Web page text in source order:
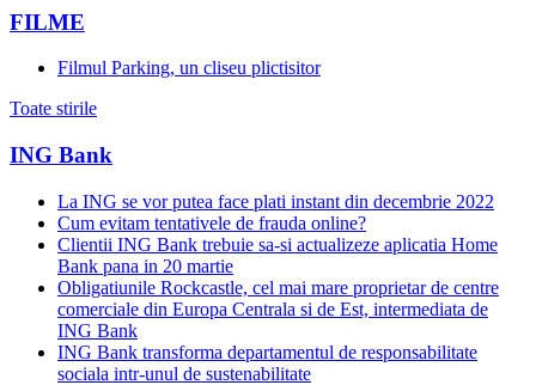
FILME
Filmul Parking, un cliseu plictisitor
Toate stirile
ING Bank
La ING se vor putea face plati instant din decembrie 2022
Cum evitam tentativele de frauda online?
Clientii ING Bank trebuie sa-si actualizeze aplicatia Home
Bank pana in 20 martie
Obligatiunile Rockcastle, cel mai mare proprietar de centre
comerciale din Europa Centrala si de Est, intermediata de
ING Bank
ING Bank transforma departamentul de responsabilitate
sociala intr-unul de sustenabilitate